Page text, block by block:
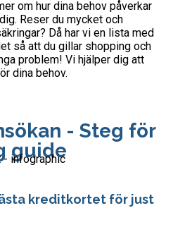
om hur dina behov påverkar
Reser du mycket och
Då har vi en lista med
så att du gillar shopping och
problem! Vi hjälper dig att
dina behov.
- Steg för
guide
kreditkortet för just